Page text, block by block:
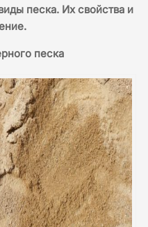
песка. Их свойства и
песка